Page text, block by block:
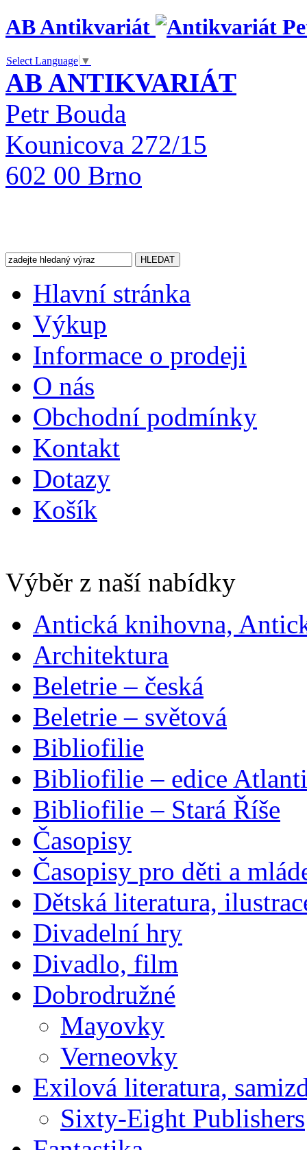
AB Antikvariát
Select Language ▼
AB ANTIKVARIÁT
Petr Bouda
Kounicova 272/15
602 00 Brno
Hlavní stránka
Výkup
Informace o prodeji
O nás
Obchodní podmínky
Kontakt
Dotazy
Košík
Výběr z naší nabídky
Antická knihovna,
Architektura
Beletrie – česká
Beletrie – světová
Bibliofilie
Bibliofilie – edice
Bibliofilie – Stará Říše
Časopisy
Časopisy pro děti a
Dětská literatura,
Divadelní hry
Divadlo, film
Dobrodružné
Mayovky
Verneovky
Exilová literatura,
Sixty-Eight Publishers